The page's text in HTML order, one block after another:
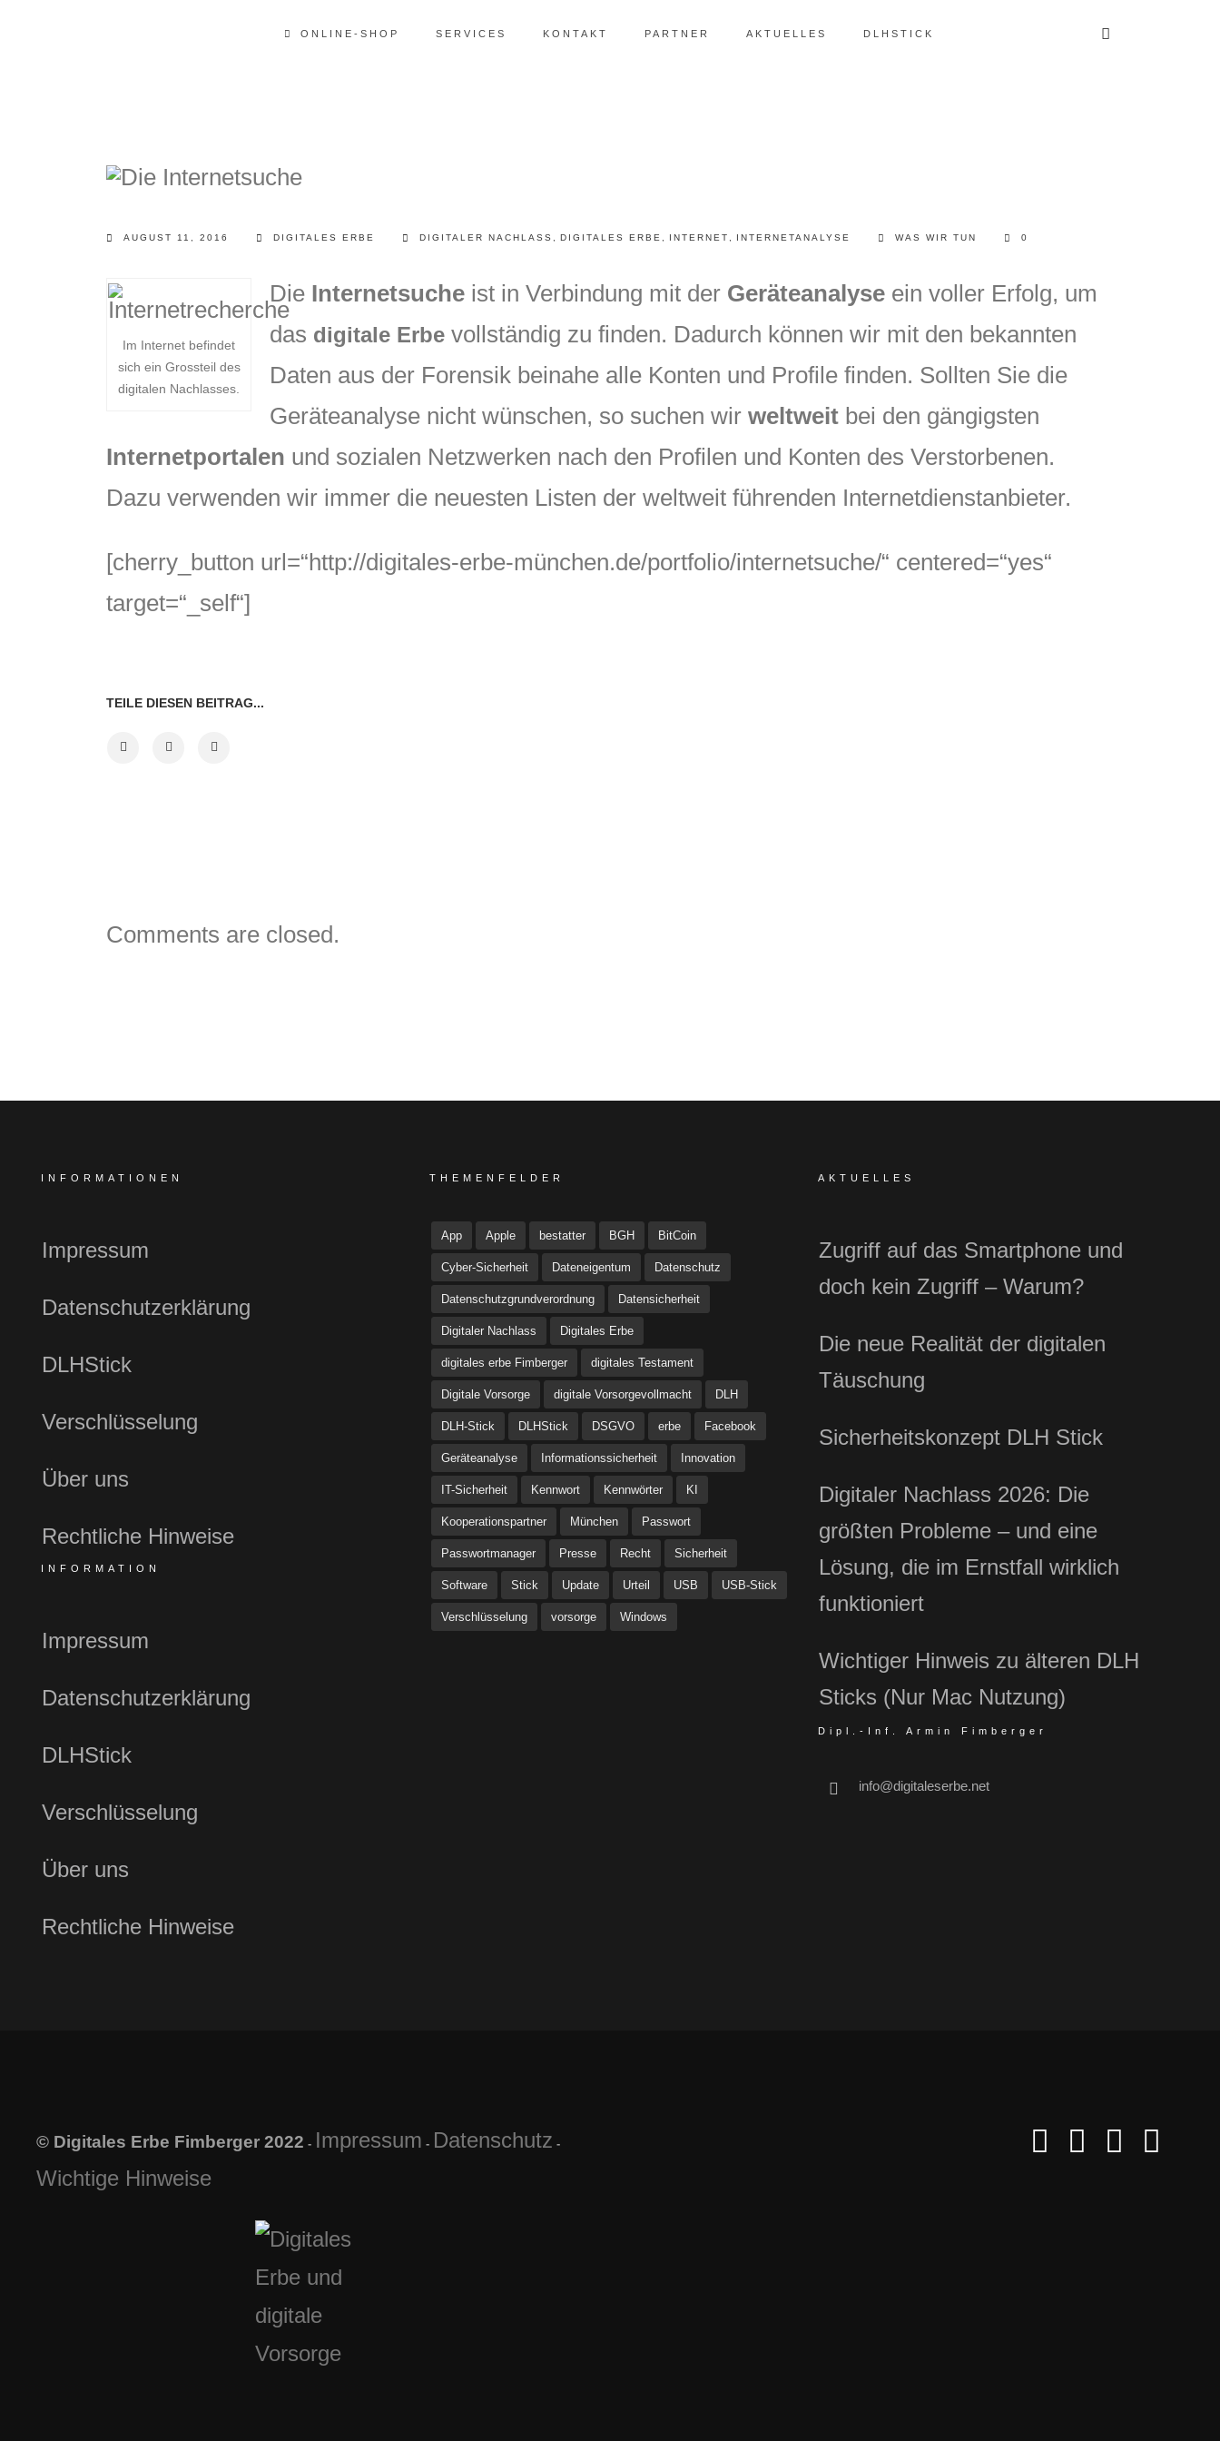
ONLINE-SHOP SERVICES KONTAKT PARTNER AKTUELLES DLHSTICK
AUGUST 11, 2016 DIGITALES ERBE DIGITALER NACHLASS DIGITALES ERBE INTERNET INTERNETANALYSE WAS WIR TUN 0
Im Internet befindet
sich ein Grossteil des
digitalen Nachlasses.
Die Internetsuche ist in Verbindung mit der Geräteanalyse ein voller Erfolg, um
das digitale Erbe vollständig zu finden. Dadurch können wir mit den bekannten
Daten aus der Forensik beinahe alle Konten und Profile finden. Sollten Sie die
Geräteanalyse nicht wünschen, so suchen wir weltweit bei den gängigsten
Internetportalen und sozialen Netzwerken nach den Profilen und Konten des Verstorbenen.
Dazu verwenden wir immer die neuesten Listen der weltweit führenden Internetdienstanbieter.
[cherry_button url=“http://digitales-erbe-münchen.de/portfolio/internetsuche/“ centered=“yes“
target=“_self“]
TEILE DIESEN BEITRAG...
Comments are closed.
INFORMATIONEN
Impressum
Datenschutzerklärung
DLHStick
Verschlüsselung
Über uns
Rechtliche Hinweise
INFORMATION
Impressum
Datenschutzerklärung
DLHStick
Verschlüsselung
Über uns
Rechtliche Hinweise
THEMENFELDER
App Apple bestatter BGH BitCoin
Cyber-Sicherheit Dateneigentum Datenschutz
Datenschutzgrundverordnung Datensicherheit
Digitaler Nachlass Digitales Erbe
digitales erbe Fimberger digitales Testament
Digitale Vorsorge digitale Vorsorgevollmacht DLH
DLH-Stick DLHStick DSGVO erbe Facebook
Geräteanalyse Informationssicherheit Innovation
IT-Sicherheit Kennwort Kennwörter KI
Kooperationspartner München Passwort
Passwortmanager Presse Recht Sicherheit
Software Stick Update Urteil USB USB-Stick
Verschlüsselung vorsorge Windows
AKTUELLES
Zugriff auf das Smartphone und
doch kein Zugriff – Warum?
Die neue Realität der digitalen
Täuschung
Sicherheitskonzept DLH Stick
Digitaler Nachlass 2026: Die
größten Probleme – und eine
Lösung, die im Ernstfall wirklich
funktioniert
Wichtiger Hinweis zu älteren DLH
Sticks (Nur Mac Nutzung)
Dipl.-Inf. Armin Fimberger
info@digitaleserbe.net
© Digitales Erbe Fimberger 2022 - Impressum - Datenschutz -
Wichtige Hinweise